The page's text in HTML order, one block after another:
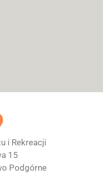
i Rekreacji
15
Podgórne